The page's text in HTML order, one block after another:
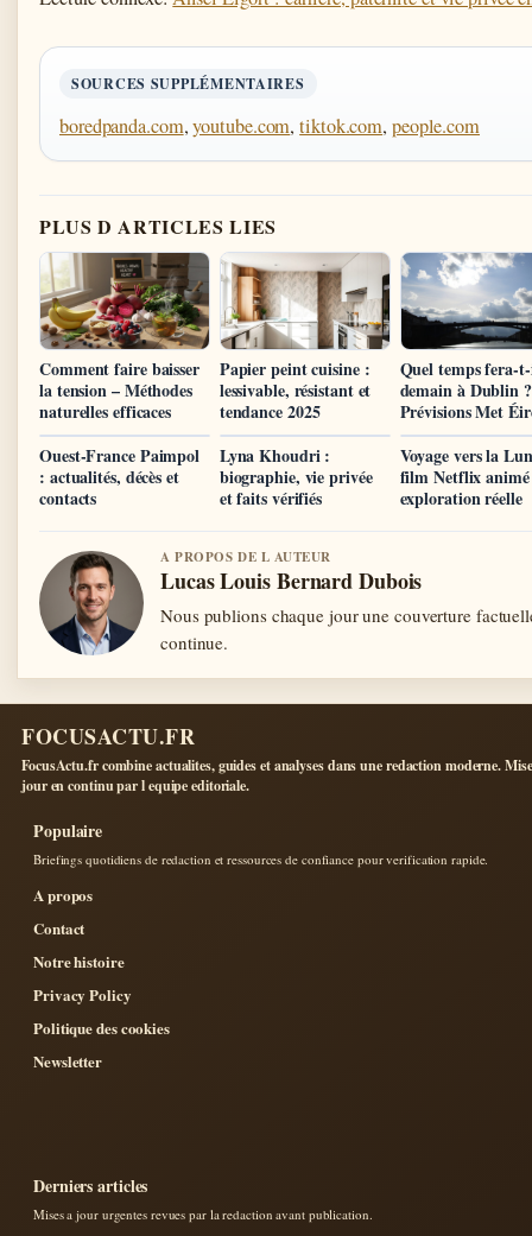
SOURCES SUPPLÉMENTAIRES
boredpanda.com,youtube.com,tiktok.com, people.com
PLUS D ARTICLES LIES
Comment faire baisser
la tension – Méthodes
naturelles efficaces
Papier peint cuisine :
lessivable, résistant et
tendance 2025
Quel temps fera-
demain à Dublin ?
Prévisions Met
Ouest-France Paimpol
: actualités, décès et
contacts
Lyna Khoudri :
biographie, vie privée
et faits vérifiés
Voyage vers la
film Netflix
exploration réelle
A PROPOS DE L AUTEUR
Lucas Louis Bernard Dubois
Nous publions chaque jour une couverture
continue.
FOCUSACTU.FR
FocusActu.fr combine actualites, guides et analyses dans une redaction moderne.
jour en continu par l equipe editoriale.
Populaire
Briefings quotidiens de redaction et ressources de confiance pour verification rapide.
A propos
Contact
Notre histoire
Privacy Policy
Politique des cookies
Newsletter
Derniers articles
Mises a jour urgentes revues par la redaction avant publication.